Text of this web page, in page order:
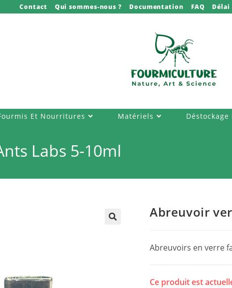
Contact Qui sommes-nous ? Documentation FAQ Délai
Et Nourritures Matériels
Labs 5-10ml
Abreuvoir
Abreuvoirs en verre
Ce produit est